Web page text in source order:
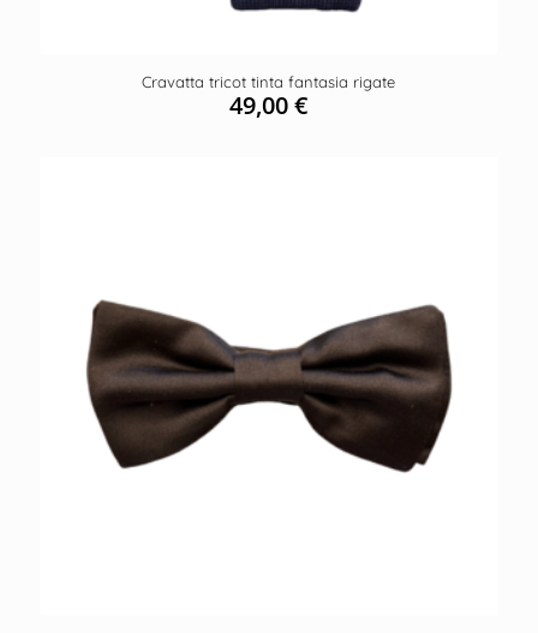
Cravatta tricot tinta fantasia rigate
49,00€